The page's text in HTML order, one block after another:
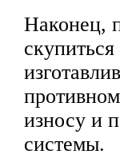
Наконец,
износу и
системы.